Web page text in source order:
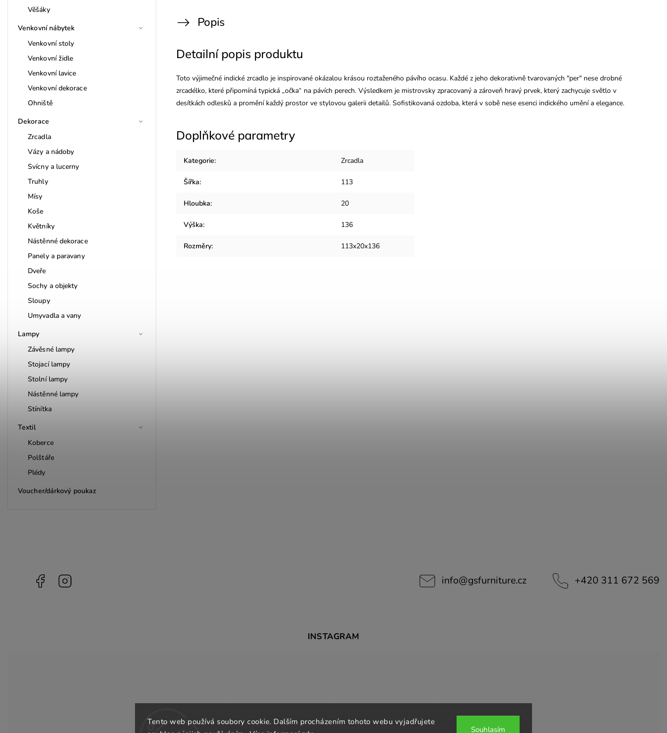
Tento web používá soubory cookie. Dalším procházením tohoto webu vyjadřujete
Souhlasím
Věšáky
Venkovní nábytek
Venkovní stoly
Venkovní židle
Venkovní lavice
Venkovní dekorace
Ohniště
Dekorace
Zrcadla
Vázy a nádoby
Svícny a lucerny
Truhly
Mísy
Koše
Květníky
Nástěnné dekorace
Panely a paravany
Dveře
Sochy a objekty
Sloupy
Umyvadla a vany
Lampy
Závěsné lampy
Stojací lampy
Stolní lampy
Nástěnné lampy
Stínítka
Textil
Koberce
Polštáře
Plédy
Voucher/dárkový poukaz
Popis
Detailní popis produktu
Toto výjimečné indické zrcadlo je inspirované okázalou krásou roztaženého pávího ocasu. Každé z jeho dekorativně tvarovaných "per" nese drobné
zrcadélko, které připomíná typická „očka“ na pávích perech. Výsledkem je mistrovsky zpracovaný a zároveň hravý prvek, který zachycuje světlo v
desítkách odlesků a promění každý prostor ve stylovou galerii detailů. Sofistikovaná ozdoba, která v sobě nese esenci indického umění a elegance.
Doplňkové parametry
Kategorie: Zrcadla
Šířka: 113
Hloubka: 20
Výška: 136
Rozměry: 113x20x136
Facebook info@gsfurniture.cz +420 311 672 569
INSTAGRAM